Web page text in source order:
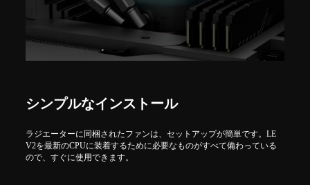
シンプルなインストール
ラジエーターに同梱されたファンは、セットアップが簡単です。LE
V2を最新のCPUに装着するために必要なものがすべて備わっている
ので、すぐに使用できます。